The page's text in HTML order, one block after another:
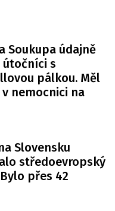
Soukupa údajně
s
pálkou. Měl
nemocnici na
Slovensku
středoevropský
přes 42